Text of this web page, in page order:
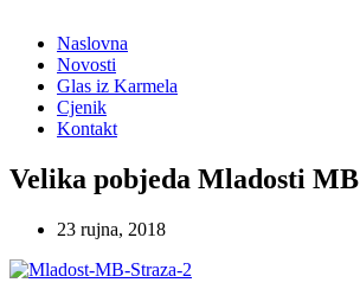
Naslovna
Novosti
Glas iz Karmela
Cjenik
Kontakt
Velika pobjeda Mladosti MB
23 rujna, 2018